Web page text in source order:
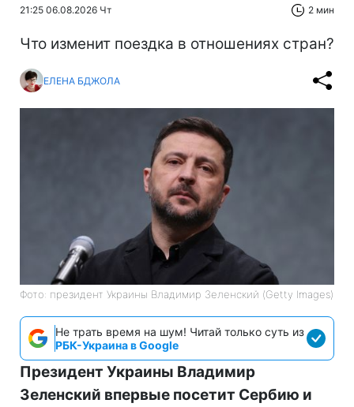
21:25 06.08.2026 Чт 2 мин
Что изменит поездка в отношениях стран?
ЕЛЕНА БДЖОЛА
Фото: президент Украины Владимир Зеленский (Getty Images)
Не трать время на шум! Читай только суть из
РБК-Украина в Google
Президент Украины Владимир
Зеленский впервые посетит Сербию и